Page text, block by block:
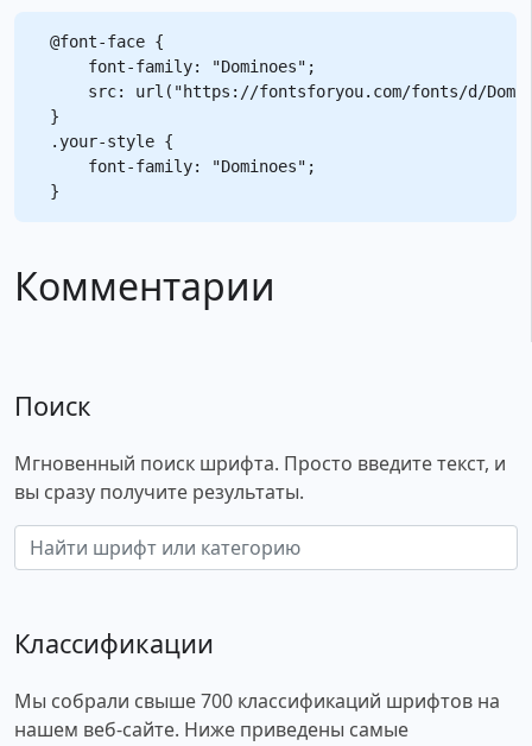
@font-face {
    font-family: "Dominoes";
src: url("https://fontsforyou.com/fonts/d/
}
.your-style {
    font-family: "Dominoes";
Комментарии
Поиск
Мгновенный поиск шрифта. Просто введите текст, и
вы сразу получите результаты.
Классификации
Мы собрали свыше 700 классификаций шрифтов на
нашем веб-сайте. Ниже приведены самые